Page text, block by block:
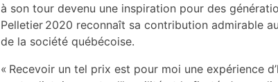
à son tour devenu une inspiration pour des
Pelletier 2020 reconnaît sa contribution admirable
de la société québécoise.
« Recevoir un tel prix est pour moi une expérience